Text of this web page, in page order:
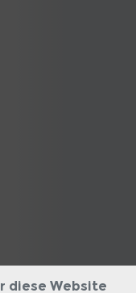
diese Website